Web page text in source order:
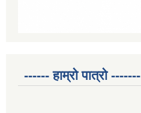
------ हाम्रो पात्रो -------